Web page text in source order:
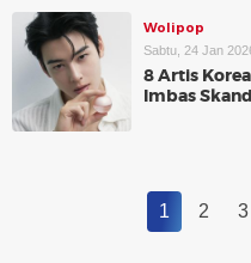
Wolipop
Sabtu, 24 Jan
8 Artis
Imbas
1 2 3